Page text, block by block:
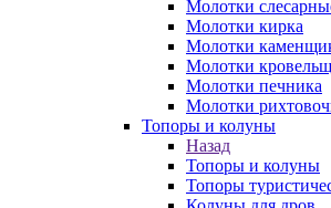
Молотки
Молотки кирка
Молотки
Молотки
Молотки печника
Молотки
Топоры и колуны
Назад
Топоры и колуны
Топоры